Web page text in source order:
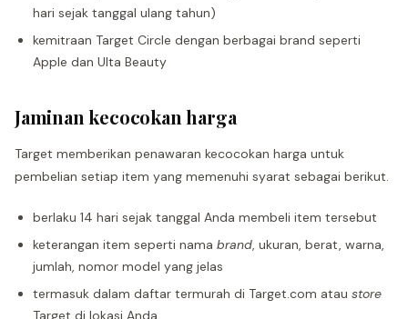
hari sejak tanggal ulang tahun)
kemitraan Target Circle dengan berbagai brand seperti
Apple dan Ulta Beauty
Jaminan kecocokan harga
Target memberikan penawaran kecocokan harga untuk
pembelian setiap item yang memenuhi syarat sebagai berikut.
berlaku 14 hari sejak tanggal Anda membeli item tersebut
keterangan item seperti nama brand, ukuran, berat, warna,
jumlah, nomor model yang jelas
termasuk dalam daftar termurah di Target.com atau store
Target di lokasi Anda